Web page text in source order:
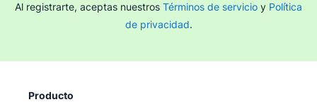
Al registrarte, aceptas nuestros Términos de servicio y Política
de privacidad.
Producto